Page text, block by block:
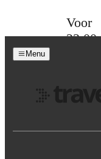
Voor
23:00
Menu